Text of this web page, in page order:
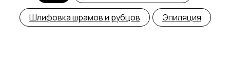
Шлифовка шрамов и рубцов Эпиляция